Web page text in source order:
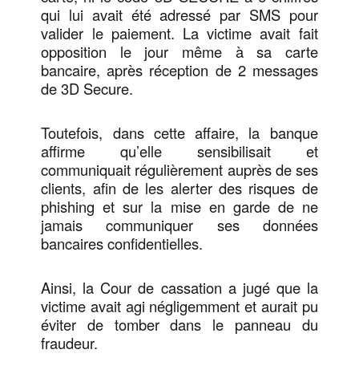
qui lui avait été adressé par SMS pour
valider le paiement. La victime avait fait
opposition le jour même à sa carte
bancaire, après réception de 2 messages
de 3D Secure.
Toutefois, dans cette affaire, la banque
affirme qu’elle sensibilisait et
communiquait régulièrement auprès de ses
clients, afin de les alerter des risques de
phishing et sur la mise en garde de ne
jamais communiquer ses données
bancaires confidentielles.
Ainsi, la Cour de cassation a jugé que la
victime avait agi négligemment et aurait pu
éviter de tomber dans le panneau du
fraudeur.